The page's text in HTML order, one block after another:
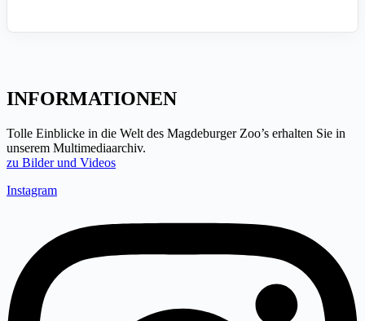
INFORMATIONEN
Tolle Einblicke in die Welt des Magdeburger Zoo’s erhalten Sie in
unserem Multimediaarchiv.
zu Bilder und Videos
Instagram